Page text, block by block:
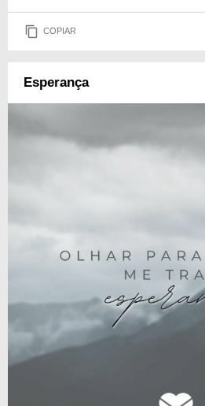
COPIAR
Esperança